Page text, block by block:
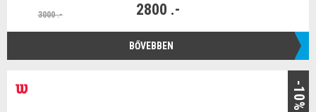
3000 .- 2800 .-
BŐVEBBEN
-10%